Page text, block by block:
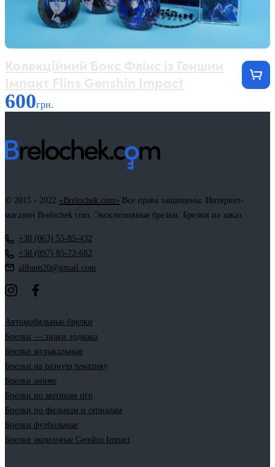
600грн.
© 2015 - 2022 «Brelochek.com» Все права защищены. Интернет-
магазин Brelochek.com. Эксклюзивные брелки. Брелки на заказ.
+38 (063) 55-85-432
+38 (097) 85-72-682
allbum20@gmail.com
Автомобильные брелки
Брелки — знаки зодиака
Брелки музыкальные
Брелки на разную тематику
Брелки аниме
Брелки по мотивам игр
Брелки по фильмам и сериалам
Брелки футбольные
Брелки акриловые Genshin Impact